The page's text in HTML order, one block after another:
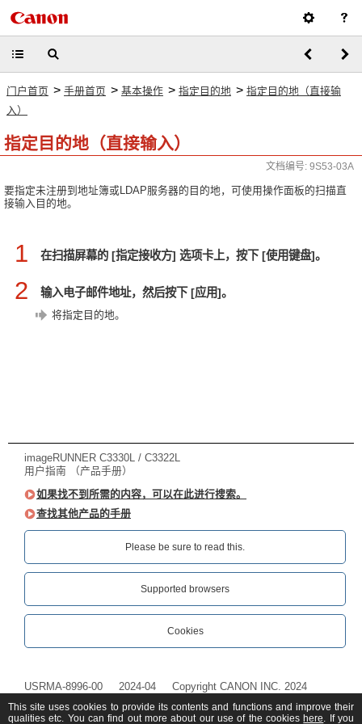
门户首页 > 手册首页 > 基本操作 > 指定目的地 > 指定目的地（直接输
入）
指定目的地（直接输入）
文档编号: 9S53-03A
要指定未注册到地址簿或LDAP服务器的目的地，可使用操作面板的扫描直
接输入目的地。
1 在扫描屏幕的 [指定接收方] 选项卡上，按下 [使用键盘]。
2 输入电子邮件地址，然后按下 [应用]。
将指定目的地。
imageRUNNER C3330L / C3322L
用户指南 （产品手册）
如果找不到所需的内容，可以在此进行搜索。
查找其他产品的手册
Please be sure to read this.‎
Supported browsers
Cookies
USRMA-8996-00 2024-04 Copyright CANON INC. 2024
This site uses cookies to provide its contents and functions and improve their
qualities etc. You can find out more about our use of the cookies here. If you